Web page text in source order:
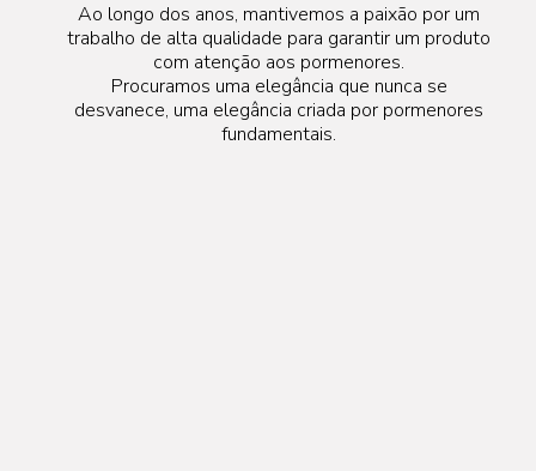
Ao longo dos anos, mantivemos a paixão por um
trabalho de alta qualidade para garantir um produto
com atenção aos pormenores.
Procuramos uma elegância que nunca se
desvanece, uma elegância criada por pormenores
fundamentais.